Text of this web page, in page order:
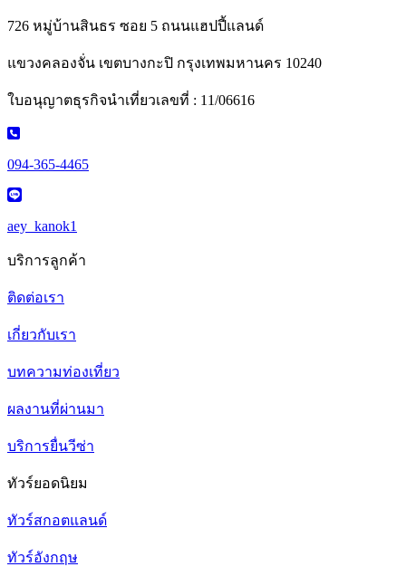
726 หมู่บ้านสินธร ซอย 5 ถนนแฮปปี้แลนด์
แขวงคลองจั่น เขตบางกะปิ กรุงเทพมหานคร 10240
ใบอนุญาตธุรกิจนำเที่ยวเลขที่ : 11/06616
094-365-4465
aey_kanok1
บริการลูกค้า
ติดต่อเรา
เกี่ยวกับเรา
บทความท่องเที่ยว
ผลงานที่ผ่านมา
บริการยื่นวีซ่า
ทัวร์ยอดนิยม
ทัวร์สกอตแลนด์
ทัวร์อังกฤษ